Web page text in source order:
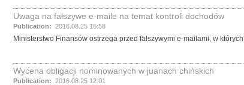
Uwaga na fałszywe e-maile na temat kontroli dochodów
Publication: 2016.08.25 16:58
Ministerstwo Finansów ostrzega przed fałszywymi e-mailami, w
Wycena obligacji nominowanych w juanach chińskich
Publication: 2016.08.25 12:01